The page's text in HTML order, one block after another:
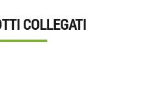
COLLEGATI